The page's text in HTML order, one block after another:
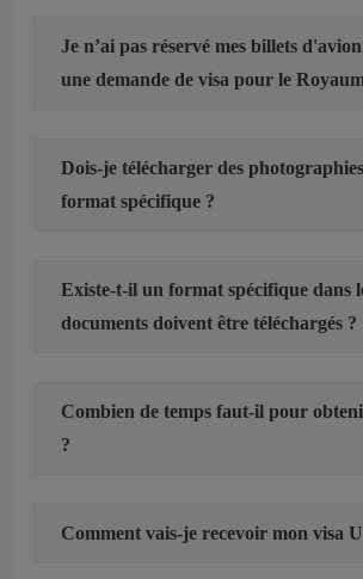
Je n’ai pas réservé mes billets
une demande de visa pour le
Dois-je télécharger des
format spécifique ?
Existe-t-il un format spécifique dans
documents doivent être téléchargés ?
Combien de temps faut-il pour
?
Comment vais-je recevoir mon visa